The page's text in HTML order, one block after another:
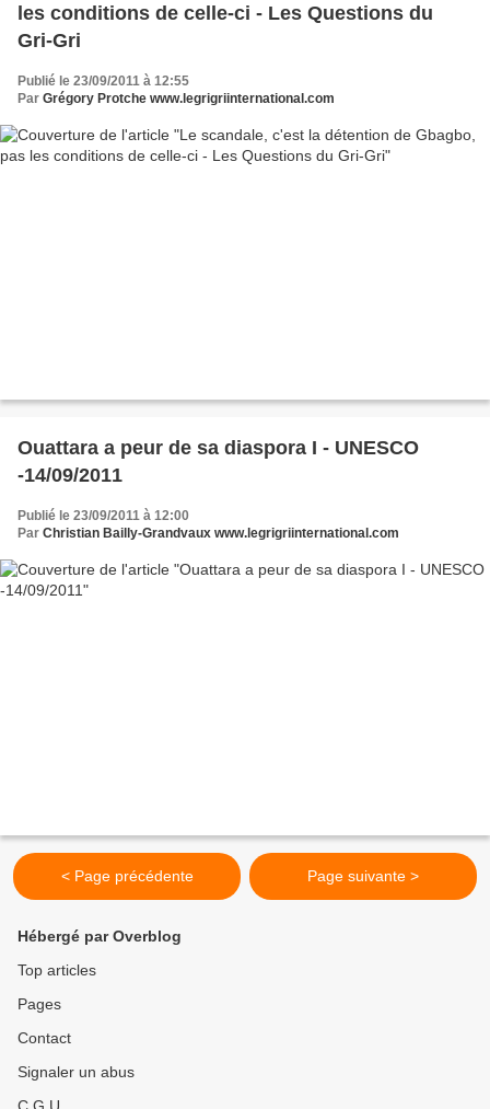
les conditions de celle-ci - Les Questions du
Gri-Gri
Publié le 23/09/2011 à 12:55
Par Grégory Protche www.legrigriinternational.com
Ouattara a peur de sa diaspora I - UNESCO
-14/09/2011
Publié le 23/09/2011 à 12:00
Par Christian Bailly-Grandvaux www.legrigriinternational.com
< Page précédente Page suivante >
Hébergé par Overblog
Top articles
Pages
Contact
Signaler un abus